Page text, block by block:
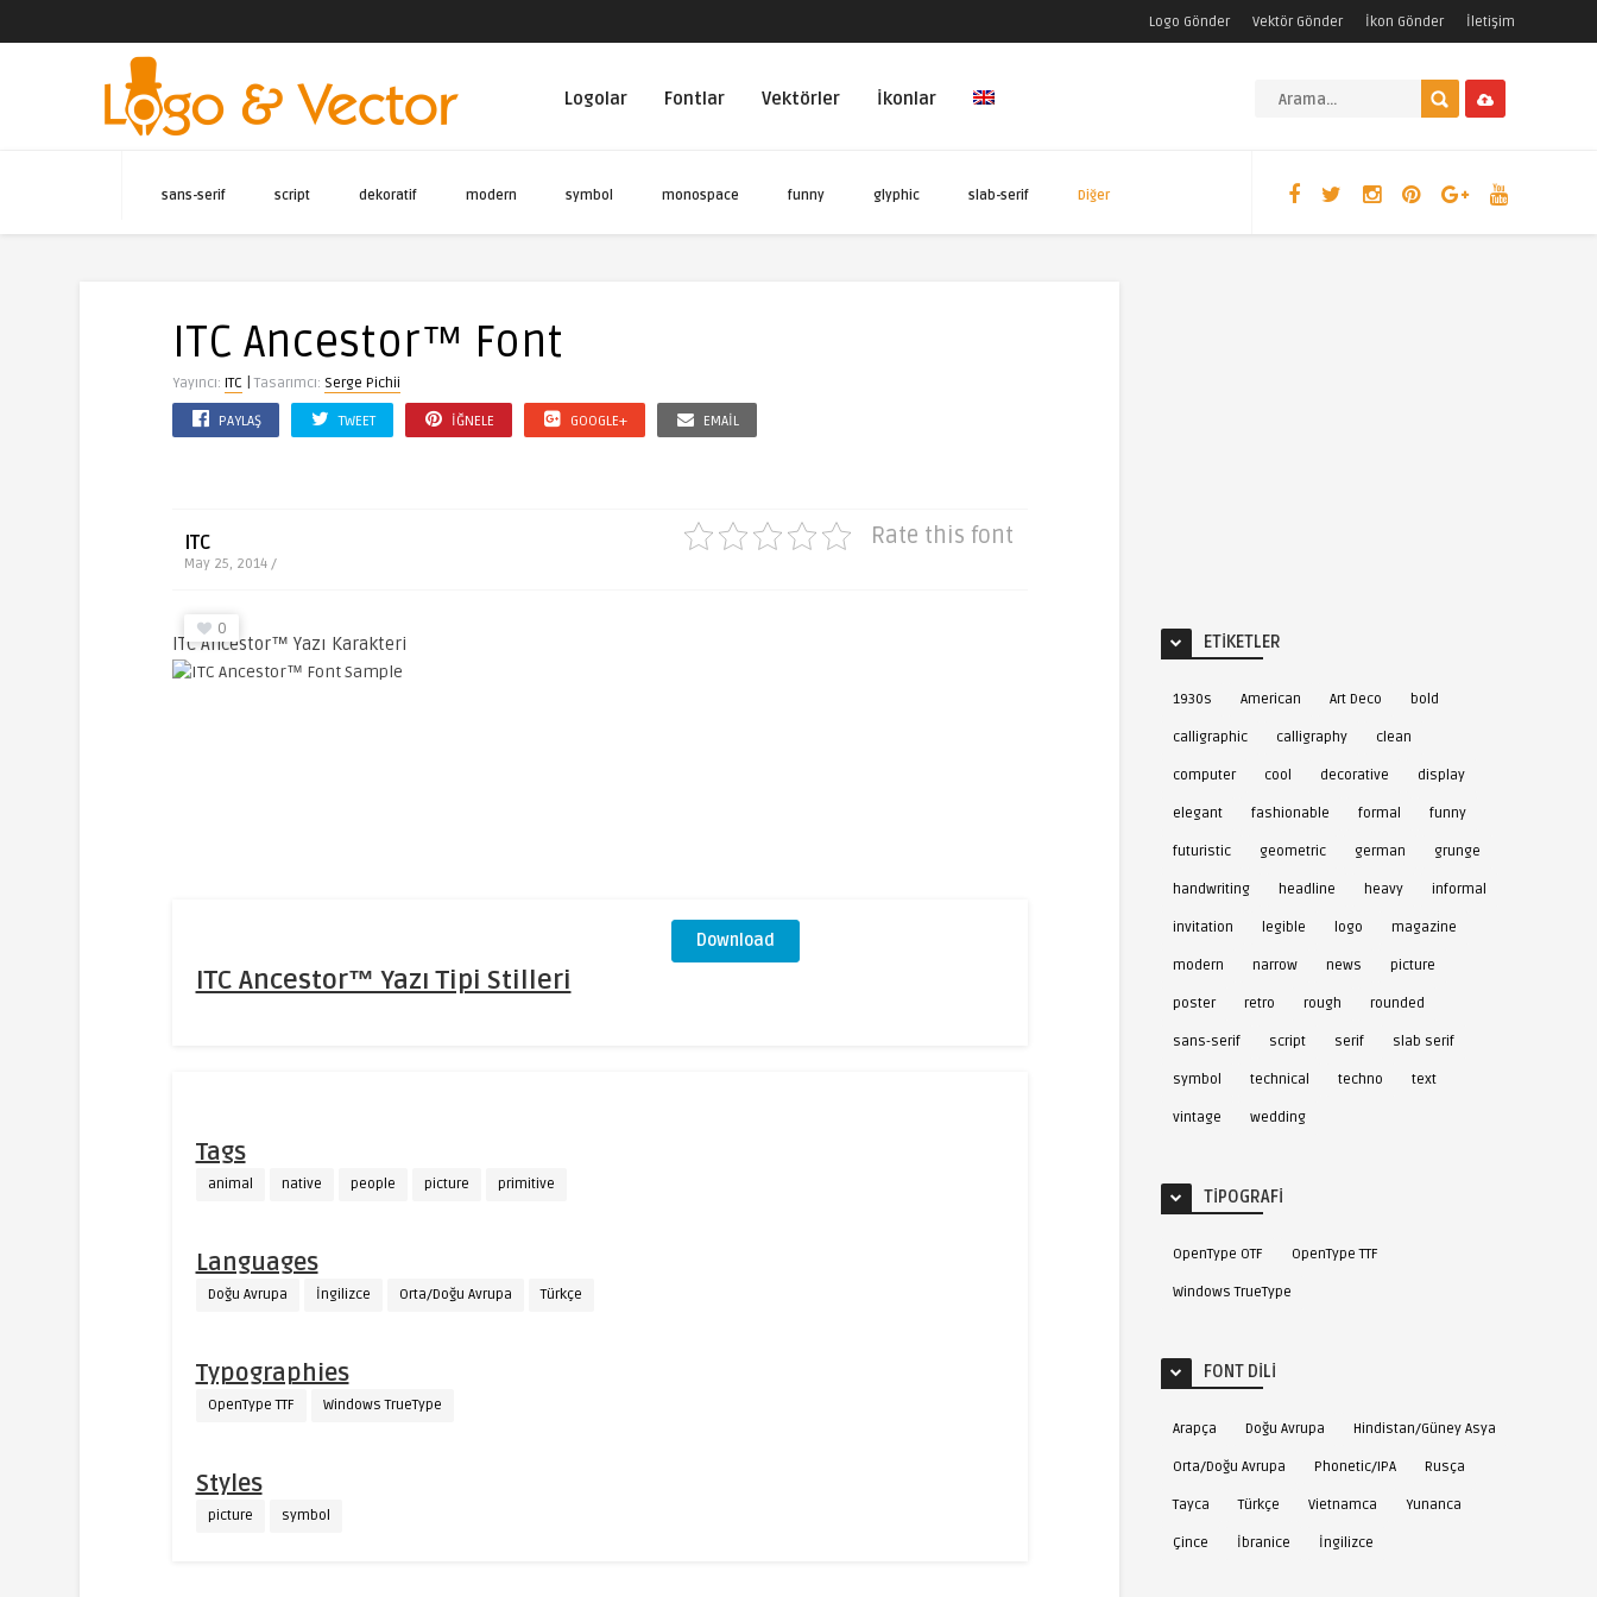
Logo Gönder Vektör Gönder İkon Gönder İletişim
Logolar Fontlar Vektörler İkonlar
sans-serif script dekoratif modern symbol monospace funny glyphic slab-serif Diğer
ITC Ancestor™ Font
Yayıncı: ITC |Tasarımcı: Serge Pichii
PAYLAŞ TWEET İĞNELE GOOGLE+ EMAIL
ITC
May 25, 2014 /
Rate this font
Download
0
ITC Ancestor™ Yazı Karakteri
ITC Ancestor™ Yazı Tipi Stilleri
Tags
animal native people picture primitive
Languages
Doğu Avrupa İngilizce Orta/Doğu Avrupa Türkçe
Typographies
OpenType TTF Windows TrueType
Styles
picture symbol
ETIKETLER
1930s American Art Deco bold
calligraphic calligraphy clean
computer cool decorative display
elegant fashionable formal funny
futuristic geometric german grunge
handwriting headline heavy informal
invitation legible logo magazine
modern narrow news picture
poster retro rough rounded
sans-serif script serif slab serif
symbol technical techno text
vintage wedding
TIPOGRAFI
OpenType OTF OpenType TTF
Windows TrueType
FONT DILI
Arapça Doğu Avrupa Hindistan/Güney Asya
Orta/Doğu Avrupa Phonetic/IPA Rusça
Tayca Türkçe Vietnamca Yunanca
Çince İbranice İngilizce